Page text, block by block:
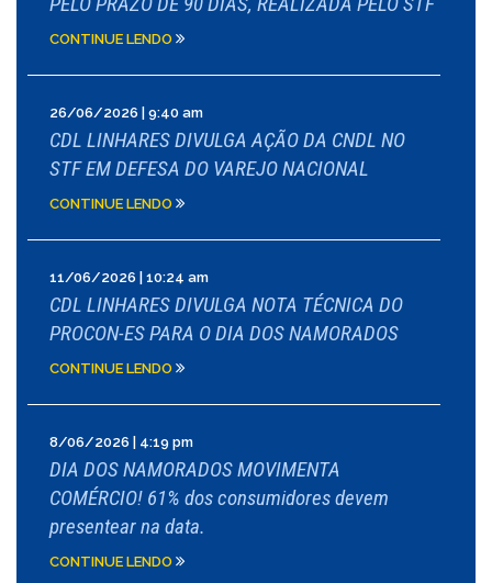
CONTINUE LENDO
26/06/2026 | 9:40 am
CDL LINHARES DIVULGA AÇÃO DA CNDL NO
STF EM DEFESA DO VAREJO NACIONAL
CONTINUE LENDO
11/06/2026 | 10:24 am
CDL LINHARES DIVULGA NOTA TÉCNICA DO
PROCON-ES PARA O DIA DOS NAMORADOS
CONTINUE LENDO
8/06/2026 | 4:19 pm
DIA DOS NAMORADOS MOVIMENTA
COMÉRCIO! 61% dos consumidores devem
presentear na data.
CONTINUE LENDO